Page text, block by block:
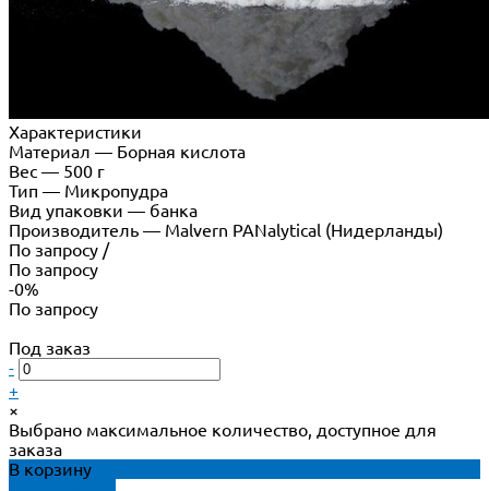
Характеристики
Материал — Борная кислота
Вес — 500 г
Тип — Микропудра
Вид упаковки — банка
Производитель — Malvern PANalytical (Нидерланды)
По запросу /
По запросу
-0%
По запросу
Под заказ
-
+
×
Выбрано максимальное количество, доступное для
заказа
В корзину